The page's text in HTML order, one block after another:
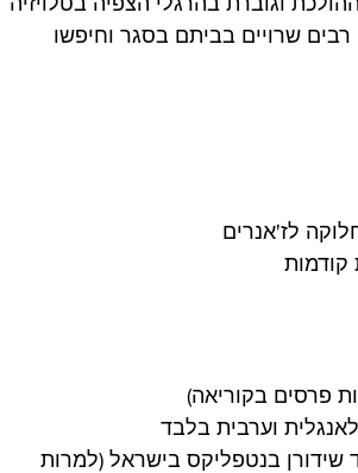
שרויים בביתם בסגר וחיפשו
לז'אנרים
קודמות
פרסים בקוריאה)
וערבית בלבד
בנטפליקס בישראל (למרות